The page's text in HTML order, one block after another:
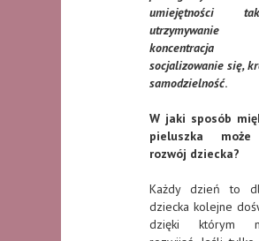
umiejętności
utrzymywanie
socjalizowanie się,
samodzielność.
W jaki sposób
pieluszka może
rozwój dziecka?
Każdy dzień to
dziecka kolejne
dzięki którym